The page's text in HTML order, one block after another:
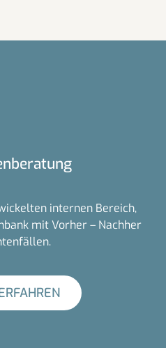
internen Bereich,
mit Vorher – Nachher